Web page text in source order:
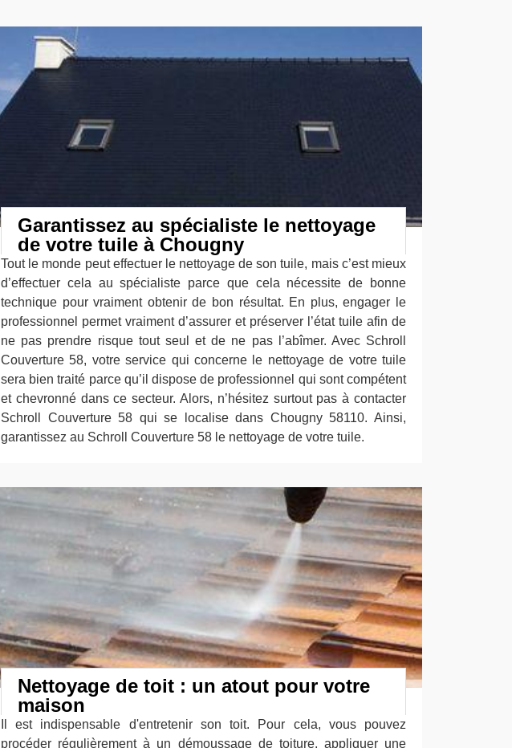
Garantissez au spécialiste le nettoyage
de votre tuile à Chougny
Tout le monde peut effectuer le nettoyage de son tuile, mais c’est mieux
d’effectuer cela au spécialiste parce que cela nécessite de bonne
technique pour vraiment obtenir de bon résultat. En plus, engager le
professionnel permet vraiment d’assurer et préserver l’état tuile afin de
ne pas prendre risque tout seul et de ne pas l’abîmer. Avec Schroll
Couverture 58, votre service qui concerne le nettoyage de votre tuile
sera bien traité parce qu’il dispose de professionnel qui sont compétent
et chevronné dans ce secteur. Alors, n’hésitez surtout pas à contacter
Schroll Couverture 58 qui se localise dans Chougny 58110. Ainsi,
garantissez au Schroll Couverture 58 le nettoyage de votre tuile.
Nettoyage de toit : un atout pour votre
maison
Il est indispensable d'entretenir son toit. Pour cela, vous pouvez
procéder régulièrement à un démoussage de toiture, appliquer une